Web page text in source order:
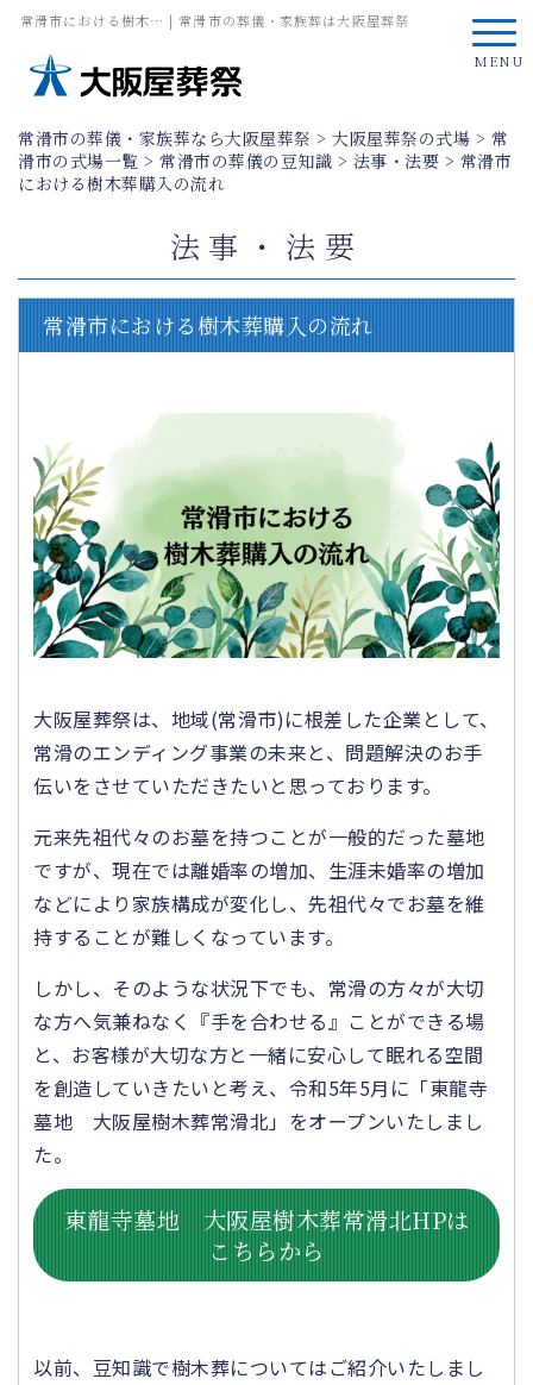
常滑市における樹木… | 常滑市の葬儀・家族葬は大阪屋葬祭
MENU
常滑市の葬儀・家族葬なら大阪屋葬祭 > 大阪屋葬祭の式場 > 常
滑市の式場一覧 > 常滑市の葬儀の豆知識 > 法事・法要 > 常滑市
における樹木葬購入の流れ
法事・法要
常滑市における樹木葬購入の流れ
大阪屋葬祭は、地域(常滑市)に根差した企業として、
常滑のエンディング事業の未来と、問題解決のお手
伝いをさせていただきたいと思っております。
元来先祖代々のお墓を持つことが一般的だった墓地
ですが、現在では離婚率の増加、生涯未婚率の増加
などにより家族構成が変化し、先祖代々でお墓を維
持することが難しくなっています。
しかし、そのような状況下でも、常滑の方々が大切
な方へ気兼ねなく『手を合わせる』ことができる場
と、お客様が大切な方と一緒に安心して眠れる空間
を創造していきたいと考え、令和5年5月に「東龍寺
墓地 大阪屋樹木葬常滑北」をオープンいたしまし
た。
東龍寺墓地 大阪屋樹木葬常滑北HPは
こちらから
以前、豆知識で樹木葬についてはご紹介いたしまし